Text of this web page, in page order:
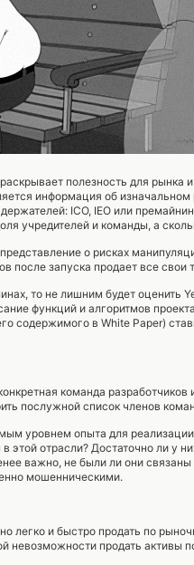
полезность для рынка
информация об изначальном
ICO, IEO или
учредителей и команды, а
о рисках
после запуска продает все
то не лишним будет оценить
функций и алгоритмов
содержимого в White Paper)
команда
послужной список членов
уровнем опыта для
этой отрасли? Достаточно ли у
важно, не были ли они связаны
мошенническими.
легко и быстро продать по
невозможности продать активы